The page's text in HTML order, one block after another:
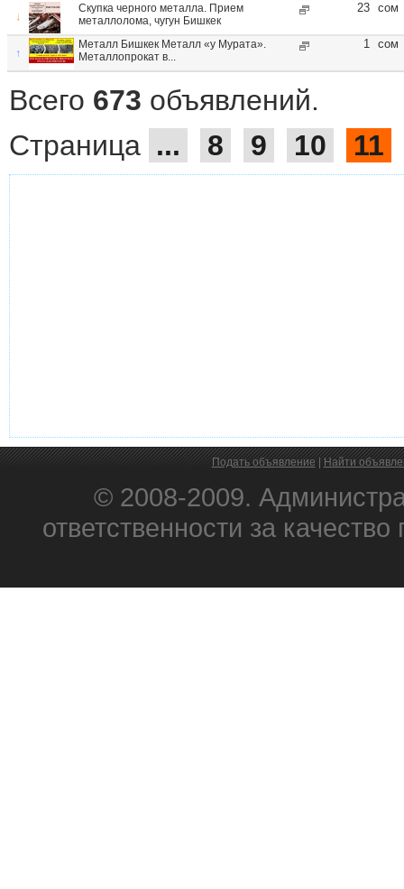
↓
Скупка черного металла. Прием
металлолома, чугун Бишкек
сом
23
↑
Металл Бишкек Металл «у Мурата».
Металлопрокат в...
сом
1
Всего 673 объявлений.
Страница ... 8 9 10 11
Подать объявление Найти
© 2008-2009.
ответственности за